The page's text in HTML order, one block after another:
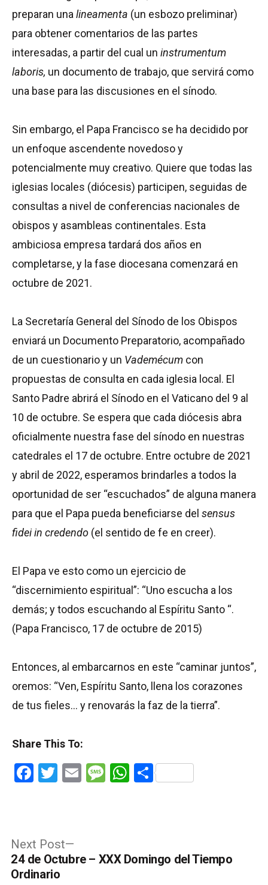
preparan una lineamenta (un esbozo preliminar)
para obtener comentarios de las partes
interesadas, a partir del cual un instrumentum
laboris, un documento de trabajo, que servirá como
una base para las discusiones en el sínodo.
Sin embargo, el Papa Francisco se ha decidido por
un enfoque ascendente novedoso y
potencialmente muy creativo. Quiere que todas las
iglesias locales (diócesis) participen, seguidas de
consultas a nivel de conferencias nacionales de
obispos y asambleas continentales. Esta
ambiciosa empresa tardará dos años en
completarse, y la fase diocesana comenzará en
octubre de 2021.
La Secretaría General del Sínodo de los Obispos
enviará un Documento Preparatorio, acompañado
de un cuestionario y un Vademécum con
propuestas de consulta en cada iglesia local. El
Santo Padre abrirá el Sínodo en el Vaticano del 9 al
10 de octubre. Se espera que cada diócesis abra
oficialmente nuestra fase del sínodo en nuestras
catedrales el 17 de octubre. Entre octubre de 2021
y abril de 2022, esperamos brindarles a todos la
oportunidad de ser “escuchados” de alguna manera
para que el Papa pueda beneficiarse del sensus
fidei in credendo (el sentido de fe en creer).
El Papa ve esto como un ejercicio de
“discernimiento espiritual”: “Uno escucha a los
demás; y todos escuchando al Espíritu Santo “.
(Papa Francisco, 17 de octubre de 2015)
Entonces, al embarcarnos en este “caminar juntos”,
oremos: “Ven, Espíritu Santo, llena los corazones
de tus fieles… y renovarás la faz de la tierra”.
Share This To:
Facebook
Twitter
EmailMessage
WhatsApp
Share
Post
navigation
Next Post
post:
24 de Octubre – XXX Domingo del Tiempo
Ordinario